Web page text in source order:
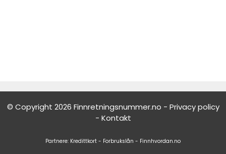
© Copyright 2026 Finnretningsnummer.no - Privacy policy
- Kontakt
Partnere: Kredittkort - Forbrukslån - Finnhvordan.no